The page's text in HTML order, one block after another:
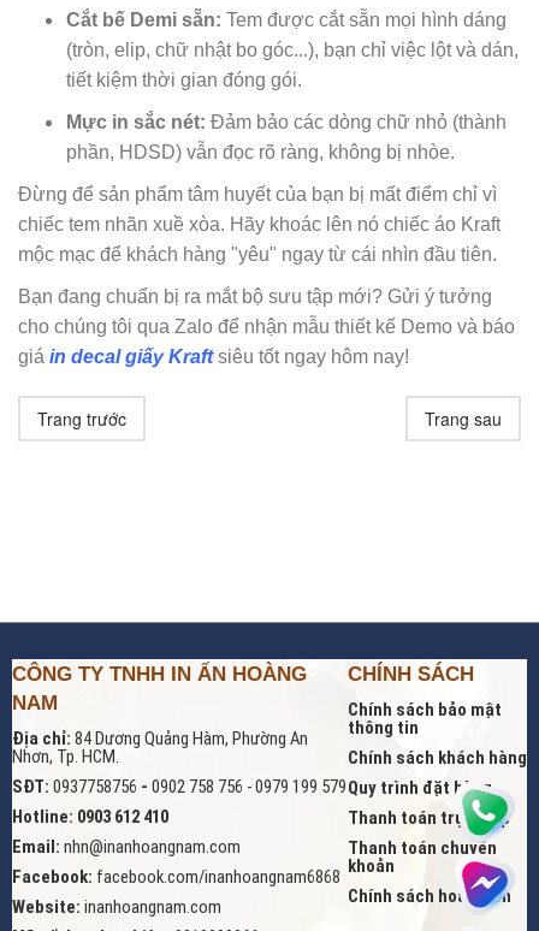
Cắt bế Demi sẵn: Tem được cắt sẵn mọi hình dáng
(tròn, elip, chữ nhật bo góc...), bạn chỉ việc lột và dán,
tiết kiệm thời gian đóng gói.
Mực in sắc nét: Đảm bảo các dòng chữ nhỏ (thành
phần, HDSD) vẫn đọc rõ ràng, không bị nhòe.
Đừng để sản phẩm tâm huyết của bạn bị mất điểm chỉ vì
chiếc tem nhãn xuề xòa. Hãy khoác lên nó chiếc áo Kraft
mộc mạc để khách hàng "yêu" ngay từ cái nhìn đầu tiên.
Bạn đang chuẩn bị ra mắt bộ sưu tập mới? Gửi ý tưởng
cho chúng tôi qua Zalo để nhận mẫu thiết kế Demo và báo
giá in decal giấy Kraftsiêu tốt ngay hôm nay!
Trang trước Trang sau
CÔNG TY TNHH IN ẤN HOÀNG
NAM
Địa chỉ: 84 Dương Quảng Hàm, Phường An
Nhơn, Tp. HCM.
SĐT: 0937758756 - 0902 758 756 - 0979 199 579
Hotline: 0903 612 410
Email: nhn@inanhoangnam.com
Facebook: facebook.com/inanhoangnam6868
Website: inanhoangnam.com
CHÍNH SÁCH
Chính sách bảo mật
thông tin
Chính sách khách hàng
Quy trình đặt hàng
Thanh toán trực tiếp
Thanh toán chuyển
khoản
Chính sách hoàn tiền